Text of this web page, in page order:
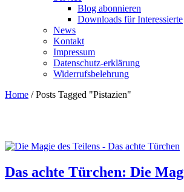
Blog abonnieren
Downloads für Interessierte
News
Kontakt
Impressum
Datenschutz-erklärung
Widerrufsbelehrung
Home /Posts Tagged "Pistazien"
Das achte Türchen: Die